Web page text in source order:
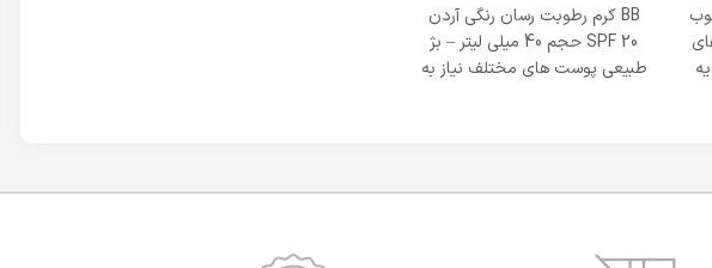
BB کرم رطوبت رسان رنگی آردن
SPF 20 حجم 40 میلی لیتر – بژ
طبیعی پوست های مختلف نیاز به